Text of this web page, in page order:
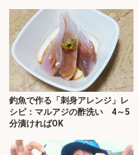
釣魚で作る「刺身アレンジ」レ
シピ：マルアジの酢洗い 4～5
分漬ければOK